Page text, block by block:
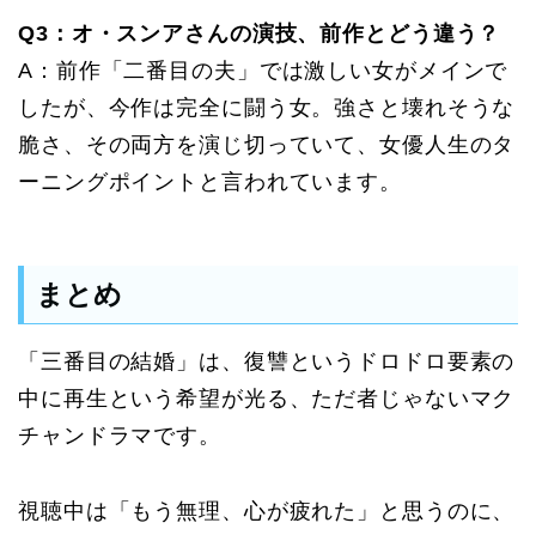
Q3：オ・スンアさんの演技、前作とどう違う？
A：前作「二番目の夫」では激しい女がメインで
したが、今作は完全に闘う女。強さと壊れそうな
脆さ、その両方を演じ切っていて、女優人生のタ
ーニングポイントと言われています。
まとめ
「三番目の結婚」は、復讐というドロドロ要素の
中に再生という希望が光る、ただ者じゃないマク
チャンドラマです。
視聴中は「もう無理、心が疲れた」と思うのに、